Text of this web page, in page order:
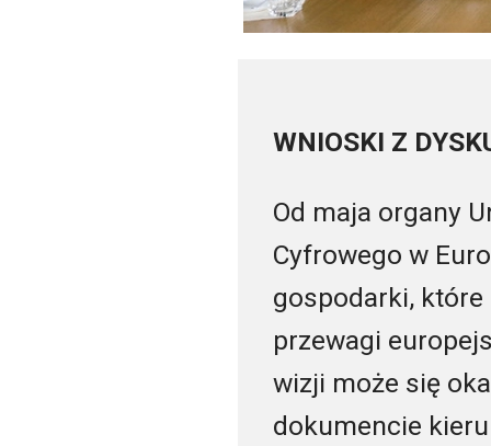
WNIOSKI Z
Od maja organy
Cyfrowego w
gospodarki,
przewagi
wizji może się
dokumencie